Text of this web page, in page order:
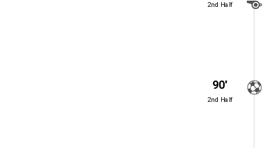
2nd Half
90′
2nd Half